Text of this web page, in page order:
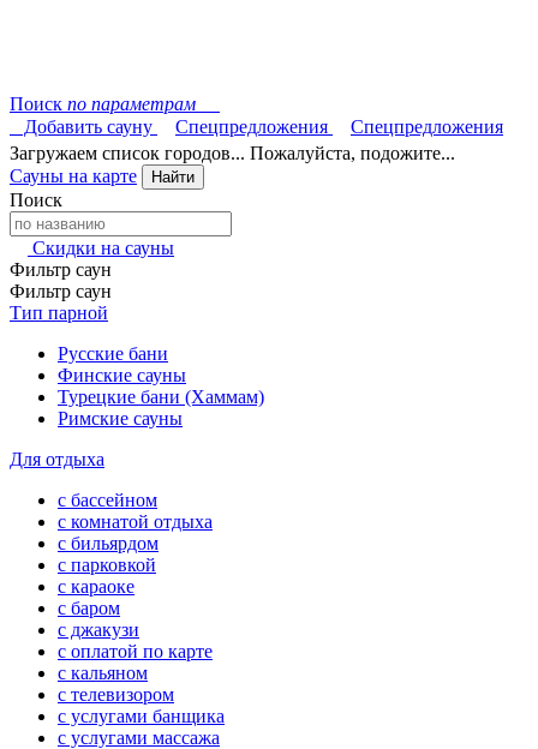
Поиск по параметрам
Добавить сауну
Спецпредложения
Спецпредложения
Загружаем список городов... Пожалуйста, подожите...
Сауны на карте
Найти
Поиск
Скидки на сауны
Фильтр саун
Фильтр саун
Тип парной
Русские бани
Финские сауны
Турецкие бани (Хаммам)
Римские сауны
Для отдыха
с бассейном
с комнатой отдыха
с бильярдом
с парковкой
с караоке
с баром
с джакузи
с оплатой по карте
с кальяном
с телевизором
с услугами банщика
с услугами массажа